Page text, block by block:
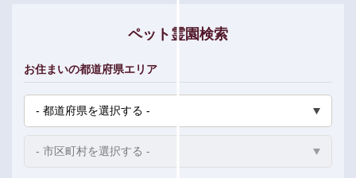
ペット霊園検索
お住まいの都道府県エリア